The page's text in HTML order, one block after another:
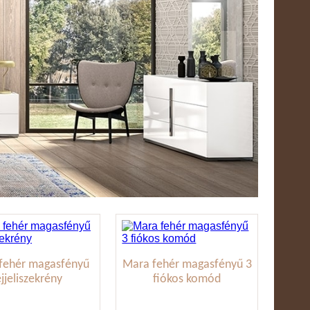
magasfényű
Mara fehér magasfényű 3
fiókos komód